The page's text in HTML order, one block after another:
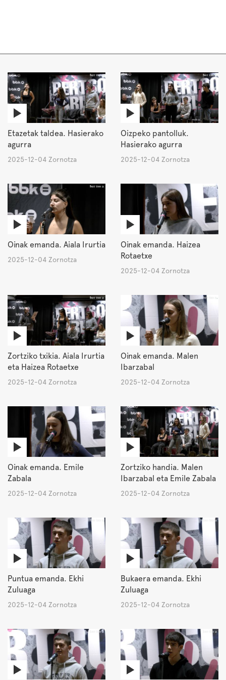
Etazetak taldea. Hasierako
agurra
2025-12-04 Zornotza
Oizpeko pantolluk.
Hasierako agurra
2025-12-04 Zornotza
Oinak emanda. Aiala Irurtia
2025-12-04 Zornotza
Oinak emanda. Haizea
Rotaetxe
2025-12-04 Zornotza
Zortziko txikia. Aiala Irurtia
eta Haizea Rotaetxe
2025-12-04 Zornotza
Oinak emanda. Malen
Ibarzabal
2025-12-04 Zornotza
Oinak emanda. Emile
Zabala
2025-12-04 Zornotza
Zortziko handia. Malen
Ibarzabal eta Emile Zabala
2025-12-04 Zornotza
Puntua emanda. Ekhi
Zuluaga
2025-12-04 Zornotza
Bukaera emanda. Ekhi
Zuluaga
2025-12-04 Zornotza